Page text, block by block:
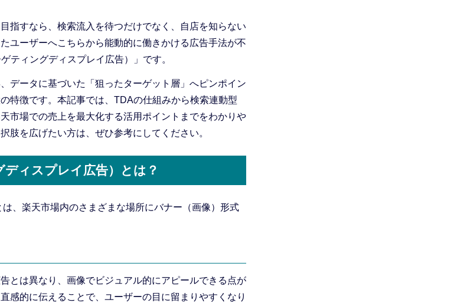
指すなら、検索流入を待つだけでなく、自店を知らない
ユーザーへこちらから能動的に働きかける広告手法が不
ティングディスプレイ広告）」です。
データに基づいた「狙ったターゲット層」へピンポイン
特徴です。本記事では、TDAの仕組みから検索連動型
市場での売上を最大化する活用ポイントまでをわかりや
肢を広げたい方は、ぜひ参考にしてください。
ィスプレイ広告）とは？
、楽天市場内のさまざまな場所にバナー（画像）形式
とは異なり、画像でビジュアル的にアピールできる点が
感的に伝えることで、ユーザーの目に留まりやすくなり